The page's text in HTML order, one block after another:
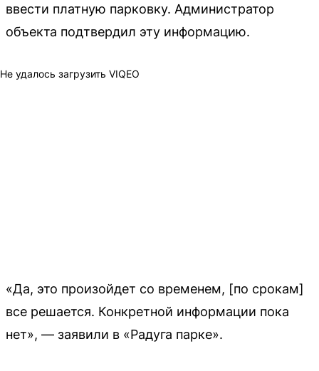
ввести платную парковку. Администратор
объекта подтвердил эту информацию.
Не удалось загрузить VIQEO
«Да, это произойдет со временем, [по срокам]
все решается. Конкретной информации пока
нет», — заявили в «Радуга парке».